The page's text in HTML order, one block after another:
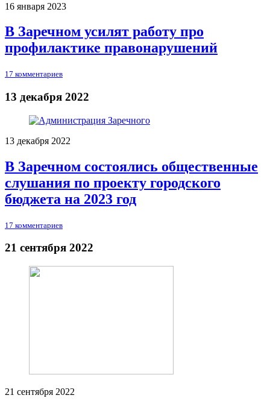
16 января 2023
В Заречном усилят работу про
профилактике правонарушений
17 комментариев
13 декабря 2022
13 декабря 2022
В Заречном состоялись общественные
слушания по проекту городского
бюджета на 2023 год
17 комментариев
21 сентября 2022
21 сентября 2022